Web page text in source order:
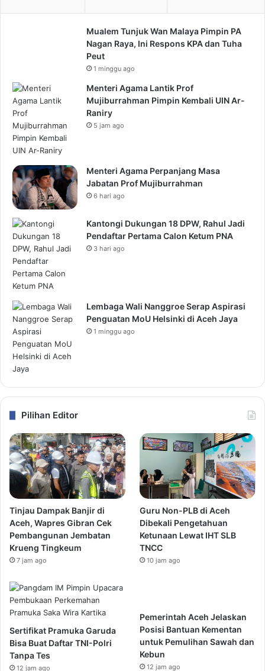
Mualem Tunjuk Wan Malaya Pimpin PA
Nagan Raya, Ini Respons KPA dan Tuha
Peut
1 minggu ago
Menteri Agama Lantik Prof
Mujiburrahman Pimpin Kembali UIN Ar-
Raniry
5 jam ago
Menteri Agama Perpanjang Masa
Jabatan Prof Mujiburrahman
6 hari ago
Kantongi Dukungan 18 DPW, Rahul Jadi
Pendaftar Pertama Calon Ketum PNA
3 hari ago
Lembaga Wali Nanggroe Serap Aspirasi
Penguatan MoU Helsinki di Aceh Jaya
1 minggu ago
Pilihan Editor
Tinjau Dampak Banjir di
Aceh, Wapres Gibran Cek
Pembangunan Jembatan
Krueng Tingkeum
7 jam ago
Guru Non-PLB di Aceh
Dibekali Pengetahuan
Ketunaan Lewat IHT SLB
TNCC
10 jam ago
Sertifikat Pramuka Garuda
Bisa Buat Daftar TNI-Polri
Tanpa Tes
12 jam ago
Pemerintah Aceh Jelaskan
Posisi Bantuan Kementan
untuk Pemulihan Sawah dan
Kebun
12 jam ago